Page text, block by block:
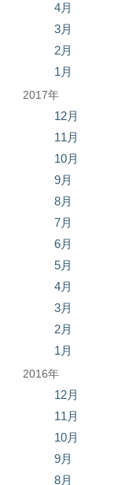
4月
3月
2月
1月
2017年
12月
11月
10月
9月
8月
7月
6月
5月
4月
3月
2月
1月
2016年
12月
11月
10月
9月
8月